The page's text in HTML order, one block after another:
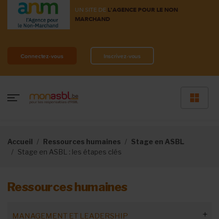
UN SITE DE L'AGENCE POUR LE NON
MARCHAND
Connectez-vous Inscrivez-vous
Accueil Ressources humaines
Stage en ASBL
Stage en ASBL : les étapes clés
Ressources humaines
MANAGEMENT ET LEADERSHIP